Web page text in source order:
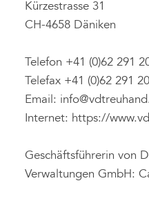
Kürzestrasse 31
CH-4658 Däniken
Telefon +41 (0)62 291
Telefax +41 (0)62 291
Email:
Internet: https://
Geschäftsführerin von
Verwaltungen GmbH: